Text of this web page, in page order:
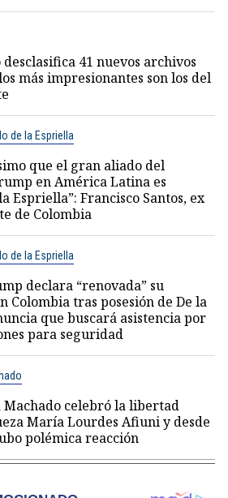
41 nuevos archivos
más impresionantes son los del
de la Espriella
que el gran aliado del
en América Latina es
Espriella”: Francisco Santos, ex
de Colombia
de la Espriella
declara “renovada” su
Colombia tras posesión de De la
que buscará asistencia por
para seguridad
celebró la libertad
María Lourdes Afiuni y desde
polémica reacción